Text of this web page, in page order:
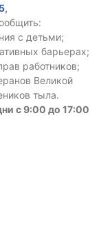
,
с детьми;
барьерах;
работников;
Великой
тыла.
с 9:00 до 17:00